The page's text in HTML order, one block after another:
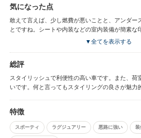
気になった点
敢えて言えば、少し燃費が悪いことと、アンダー
とですね。シートや内装などの室内装備が簡素な
ーという点では物足りないですね。▼全てを表示する
総評
スタイリッシュで利便性の高い車です。また、荷
いです。何と言ってもスタイリングの良さが魅力
特徴
スポーティ ラグジュアリー 悪路に強い 装